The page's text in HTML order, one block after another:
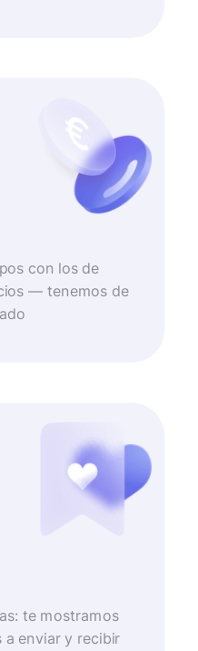
con los de
— tenemos de
te mostramos
enviar y recibir